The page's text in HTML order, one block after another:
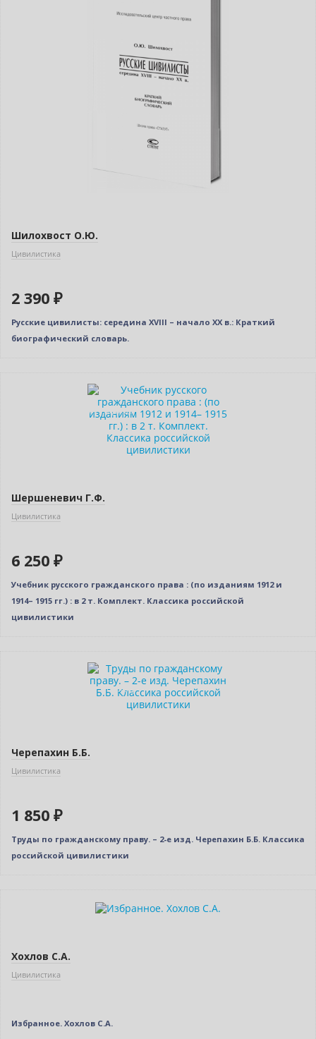
Шилохвост О.Ю.
Цивилистика
2 390 ₽
Русские цивилисты: середина ХVIII – начало ХХ в.: Краткий
биографический словарь.
Индивидуальный подход
Шершеневич Г.Ф.
Цивилистика
6 250 ₽
Учебник русского гражданского права : (по изданиям 1912 и
1914– 1915 гг.) : в 2 т. Комплект. Классика российской
цивилистики
Индивидуальный подход
Черепахин Б.Б.
Цивилистика
1 850 ₽
Труды по гражданскому праву. – 2-е изд. Черепахин Б.Б. Классика
российской цивилистики
Хохлов С.А.
Цивилистика
Избранное. Хохлов С.А.